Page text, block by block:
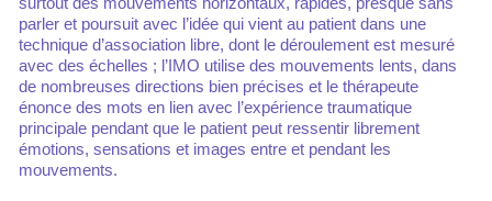
parler et poursuit avec l’idée qui vient au patient dans une
technique d’association libre, dont le déroulement est mesuré
avec des échelles ; l’IMO utilise des mouvements lents, dans
de nombreuses directions bien précises et le thérapeute
énonce des mots en lien avec l’expérience traumatique
principale pendant que le patient peut ressentir librement
émotions, sensations et images entre et pendant les
mouvements.